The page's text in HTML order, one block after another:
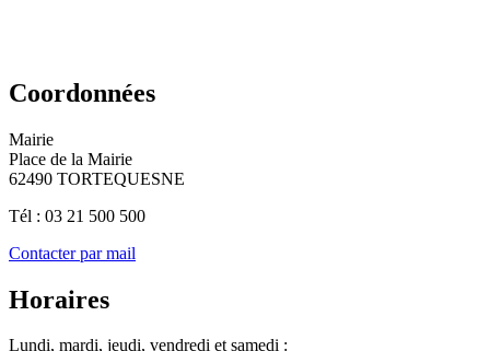
Coordonnées
Mairie
Place de la Mairie
62490 TORTEQUESNE
Tél : 03 21 500 500
Contacter par mail
Horaires
Lundi, mardi, jeudi, vendredi et samedi :